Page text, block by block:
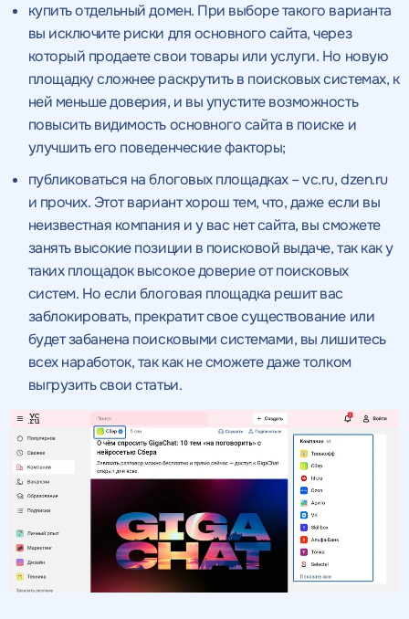
купить отдельный домен. При выборе такого варианта
вы исключите риски для основного сайта, через
который продаете свои товары или услуги. Но новую
площадку сложнее раскрутить в поисковых системах, к
ней меньше доверия, и вы упустите возможность
повысить видимость основного сайта в поиске и
улучшить его поведенческие факторы;
публиковаться на блоговых площадках – vc.ru, dzen.ru
и прочих. Этот вариант хорош тем, что, даже если вы
неизвестная компания и у вас нет сайта, вы сможете
занять высокие позиции в поисковой выдаче, так как у
таких площадок высокое доверие от поисковых
систем. Но если блоговая площадка решит вас
заблокировать, прекратит свое существование или
будет забанена поисковыми системами, вы лишитесь
всех наработок, так как не сможете даже толком
выгрузить свои статьи.
Получить
качественный
SEO - аудит
Вместе с аудитом
мы даем структуру
конкурентов в поиске
Нажимая на кнопку, "Провести аудит" вы даете согласие
обработку персональных данных
и соглашаетесь cполитикой
конфиденциальности
Отклик на вакансию
Укажите ваш номер телефона и мы свяжемся с
вами в ближайшее время
ОТПРАВИТЬ
Нажимая на кнопку, "Отправить" вы даете согласие
обработку персональных данныхи соглашаетесь cполитикой
ОТПРАВИТЬ
Нажимая на кнопку, "отправить" вы даете
согласиена обработку персональных данных
Воспользоваться
предложением
Укажите ваш номер телефона
и введите промокод
соответствующий
интересующему вас
спецпредложению
Нажимая на кнопку, "Отправить" вы даете согласиена